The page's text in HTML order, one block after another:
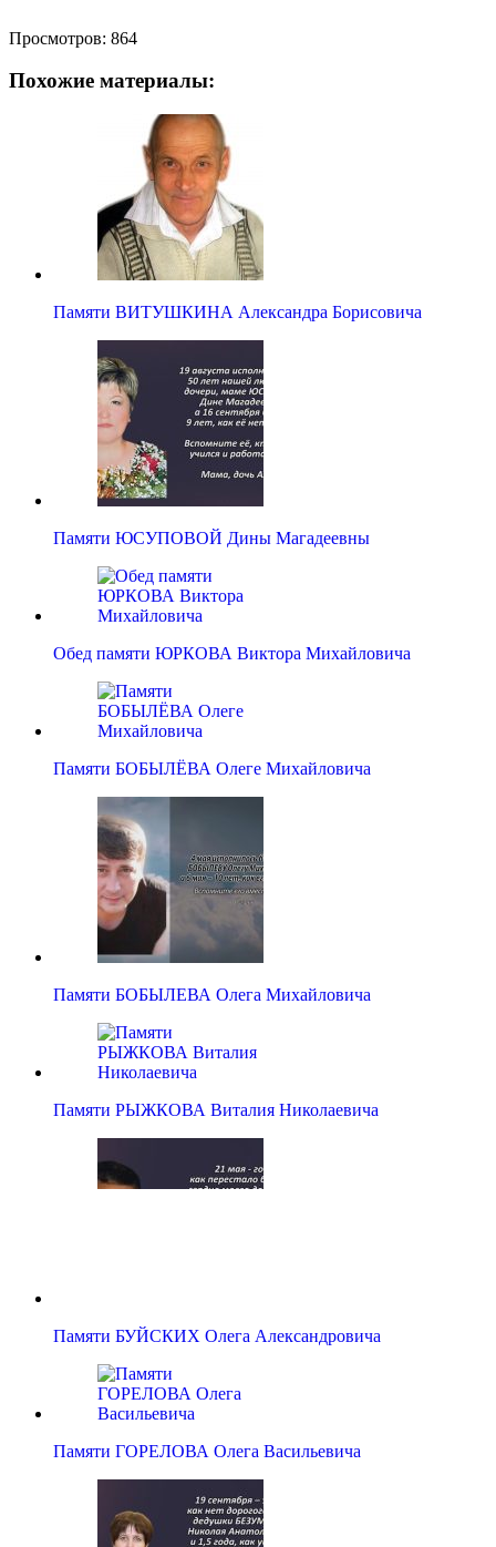
Просмотров: 864
Похожие материалы:
Памяти ВИТУШКИНА Александра Борисовича
Памяти ЮСУПОВОЙ Дины Магадеевны
Обед памяти ЮРКОВА Виктора Михайловича
Памяти БОБЫЛЁВА Олеге Михайловича
Памяти БОБЫЛЕВА Олега Михайловича
Памяти РЫЖКОВА Виталия Николаевича
Памяти БУЙСКИХ Олега Александровича
Памяти ГОРЕЛОВА Олега Васильевича